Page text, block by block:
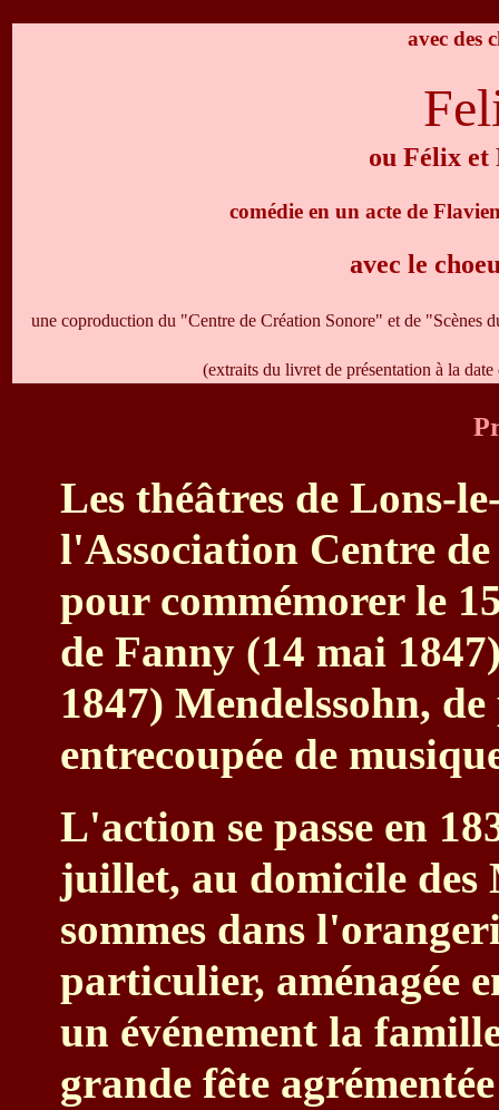
avec des
ou Félix et
comédie en un acte de
avec le
une coproduction du "Centre de Création Sonore" et de "Scènes
(extraits du livret de présentation à la
Les théâtres de Lons-
l'Association Centre
pour commémorer le
de Fanny (14 mai
1847) Mendelssohn,
entrecoupée de
L'action se passe en
juillet, au domicile des
sommes dans
particulier, aménagée
un événement la
grande fête